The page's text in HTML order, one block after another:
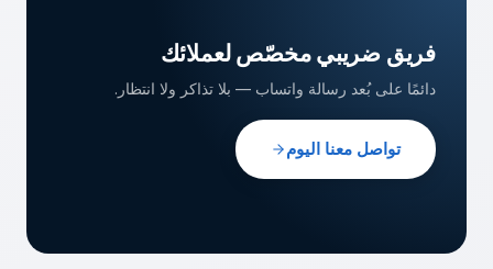
فريق ضريبي مخصّص لعملائك
دائمًا على بُعد رسالة واتساب — بلا تذاكر ولا انتظار.
تواصل معنا اليوم